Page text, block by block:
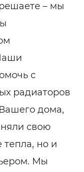
– мы
с
радиаторов
дома,
свою
тепла, но и
Мы